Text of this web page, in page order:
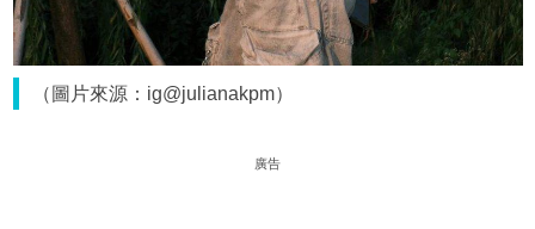
（圖片來源：ig@julianakpm）
廣告